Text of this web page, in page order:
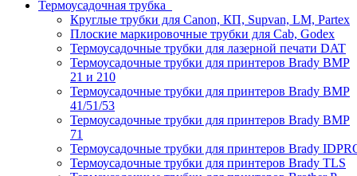
Термоусадочная трубка
Круглые трубки для Canon, КП, Supvan, LM, Partex
Плоские маркировочные трубки для Cab, Godex
Термоусадочные трубки для лазерной печати DAT
Термоусадочные трубки для принтеров Brady BMP
21 и 210
Термоусадочные трубки для принтеров Brady BMP
41/51/53
Термоусадочные трубки для принтеров Brady BMP
71
Термоусадочные трубки для принтеров Brady
Термоусадочные трубки для принтеров Brady TLS